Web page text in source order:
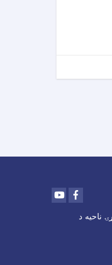
Youtube
ناحیه د